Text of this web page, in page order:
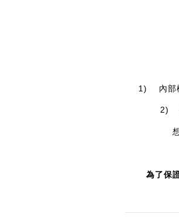
1)    內
2)
為了保